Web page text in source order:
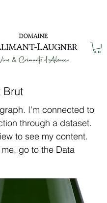
Brut
I'm connected to
through a dataset.
to see my content.
go to the Data